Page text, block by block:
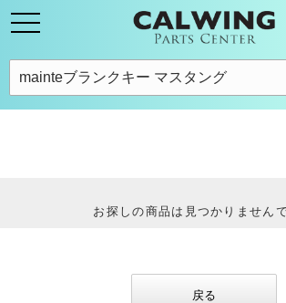
お探しの商品は見つかりません
戻る